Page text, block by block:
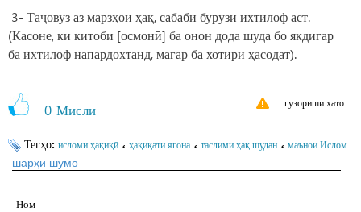
3- Таҷовуз аз марзҳои ҳақ, сабаби бурузи ихтилоф аст.
(Касоне, ки китоби [осмонӣ] ба онон дода шуда бо якдигар
ба ихтилоф напардохтанд, магар ба хотири ҳасодат).
0 Мисли гузориши хато
Тегҳо: исломи ҳақиқӣ ، ҳақиқати ягона ، таслими ҳақ шудан ، маънои Ислом
шарҳи шумо
Ном